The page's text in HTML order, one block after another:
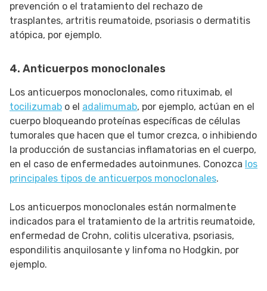
prevención o el tratamiento del rechazo de
trasplantes, artritis reumatoide, psoriasis o dermatitis
atópica, por ejemplo.
4. Anticuerpos monoclonales
Los anticuerpos monoclonales, como rituximab, el
tocilizumab o el adalimumab, por ejemplo, actúan en el
cuerpo bloqueando proteínas específicas de células
tumorales que hacen que el tumor crezca, o inhibiendo
la producción de sustancias inflamatorias en el cuerpo,
en el caso de enfermedades autoinmunes. Conozca los
principales tipos de anticuerpos monoclonales.
Los anticuerpos monoclonales están normalmente
indicados para el tratamiento de la artritis reumatoide,
enfermedad de Crohn, colitis ulcerativa, psoriasis,
espondilitis anquilosante y linfoma no Hodgkin, por
ejemplo.